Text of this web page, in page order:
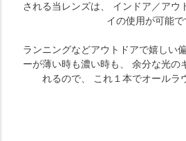
される当レンズは、 インドア／アウ
イの使用が可能で
ランニングなどアウトドアで嬉しい
ーが薄い時も濃い時も、 余分な光の
れるので、 これ１本でオールラ